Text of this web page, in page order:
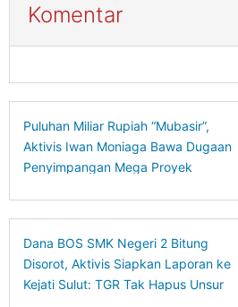
Komentar
Puluhan Miliar Rupiah “Mubasir”,
Aktivis Iwan Moniaga Bawa Dugaan
Penyimpangan Mega Proyek
Dana BOS SMK Negeri 2 Bitung
Disorot, Aktivis Siapkan Laporan ke
Kejati Sulut: TGR Tak Hapus Unsur